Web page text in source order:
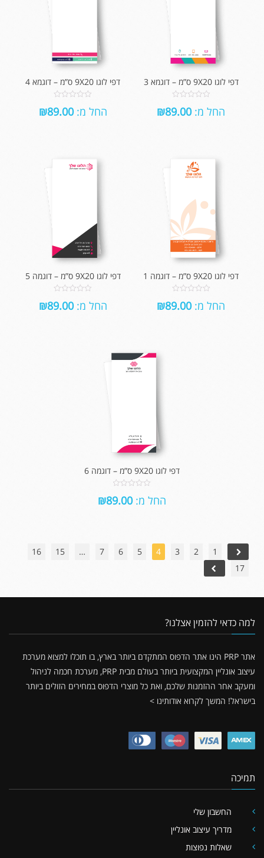
דפי לוגו 9X20 ס”מ – דוגמא 3
out
החל מ: ₪89.00
דפי לוגו 9X20 ס”מ – דוגמא 4
out
החל מ: ₪89.00
דפי לוגו 9X20 ס”מ – דוגמה 1
out
החל מ: ₪89.00
דפי לוגו 9X20 ס”מ – דוגמה 5
out
החל מ: ₪89.00
דפי לוגו 9X20 ס”מ – דוגמה 6
out
החל מ: ₪89.00
1
2
3
4
5
6
7
…
15
16
17
למה כדאי להזמין אצלנו?
אתר PRP הינו אתר הדפוס המתקדם ביותר בארץ, בו תוכלו למצוא מערכת
עיצוב אונליין המקצועית ביותר בעולם מבית PRP, מערכת חכמה לניהול
ומעקב אחר ההזמנות שלכם, ואת כל מוצרי הדפוס במחירים הזולים ביותר
בישראל! המשך לקרוא אודותינו >
תמיכה
החשבון שלי
מדריך עיצוב אונליין
שאלות נפוצות